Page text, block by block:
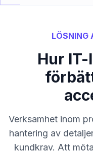
LÖSNING
Hur
Verksamhet inom
hantering av
kundkrav. Att